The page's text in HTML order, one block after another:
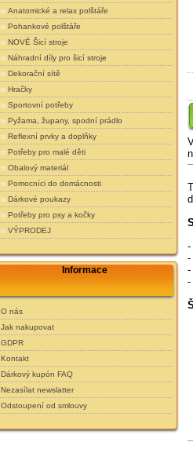
Anatomické a relax polštáře
Pohankové polštáře
NOVÉ Šicí stroje
Náhradní díly pro šicí stroje
Dekorační sítě
Hračky
Sportovní potřeby
Pyžama, župany, spodní prádlo
Reflexní prvky a doplňky
Potřeby pro malé děti
Obalový materiál
Pomocníci do domácnosti
Dárkové poukazy
Potřeby pro psy a kočky
VÝPRODEJ
Informace
O nás
Jak nakupovat
GDPR
Kontakt
Dárkový kupón FAQ
Nezasílat newslatter
Odstoupení od smlouvy
-
-
-
-